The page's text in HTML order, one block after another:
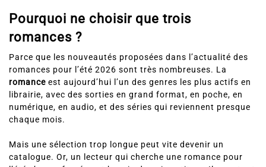
Pourquoi ne choisir que trois
romances ?
Parce que les nouveautés proposées dans l’actualité des
romances pour l’été 2026 sont très nombreuses. La
romance est aujourd’hui l’un des genres les plus actifs en
librairie, avec des sorties en grand format, en poche, en
numérique, en audio, et des séries qui reviennent presque
chaque mois.
Mais une sélection trop longue peut vite devenir un
catalogue. Or, un lecteur qui cherche une romance pour